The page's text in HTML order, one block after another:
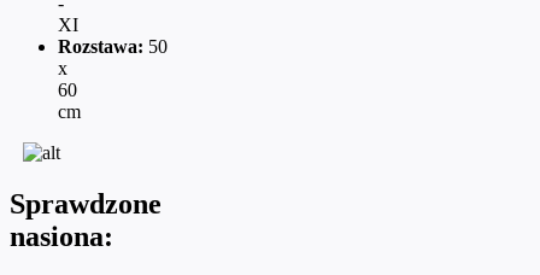
XI
Rozstawa: 50
x
60
cm
Sprawdzone
nasiona: